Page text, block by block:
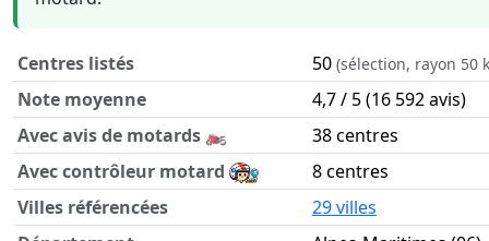
Centres listés 50 (sélection, rayon 50
Note moyenne
4,7 / 5 (16 592 avis)
Avec avis de motards 🏍️
38 centres
Avec contrôleur motard
8 centres
Villes référencées
29 villes